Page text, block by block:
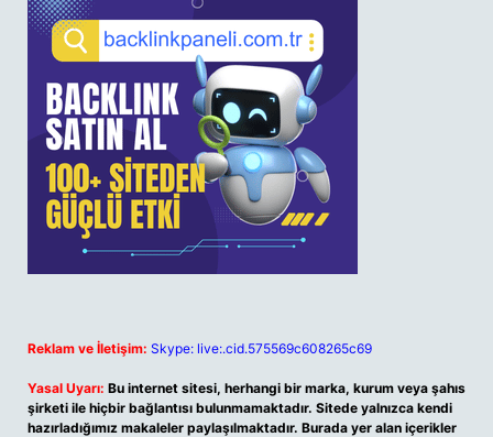
Reklam ve İletişim: Skype: live:.cid.575569c608265c69
Yasal Uyarı: Bu internet sitesi, herhangi bir marka, kurum veya şahıs
şirketi ile hiçbir bağlantısı bulunmamaktadır. Sitede yalnızca kendi
hazırladığımız makaleler paylaşılmaktadır. Burada yer alan içerikler